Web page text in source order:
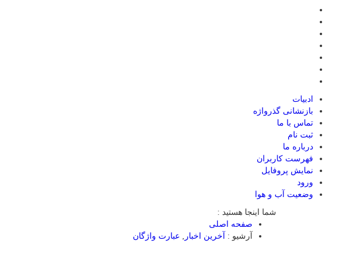
ادبیات
بازنشانی گذرواژه
تماس با ما
ثبت نام
درباره ما
فهرست کاربران
نمایش پروفایل
ورود
وضعیت آب و هوا
شما اینجا هستید :
صفحه اصلی
آرشیو :
آخرین اخبار عبارت واژگان